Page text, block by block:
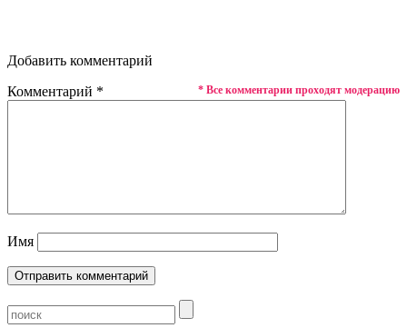
Добавить комментарий
* Все комментарии проходят модерацию
Комментарий *
Имя